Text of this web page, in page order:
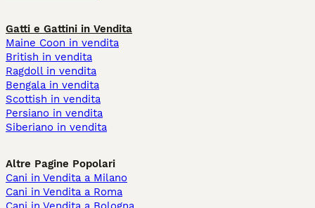
Gatti e Gattini in Vendita
Maine Coon in vendita
British in vendita
Ragdoll in vendita
Bengala in vendita
Scottish in vendita
Persiano in vendita
Siberiano in vendita
Altre Pagine Popolari
Cani in Vendita a Milano
Cani in Vendita a Roma